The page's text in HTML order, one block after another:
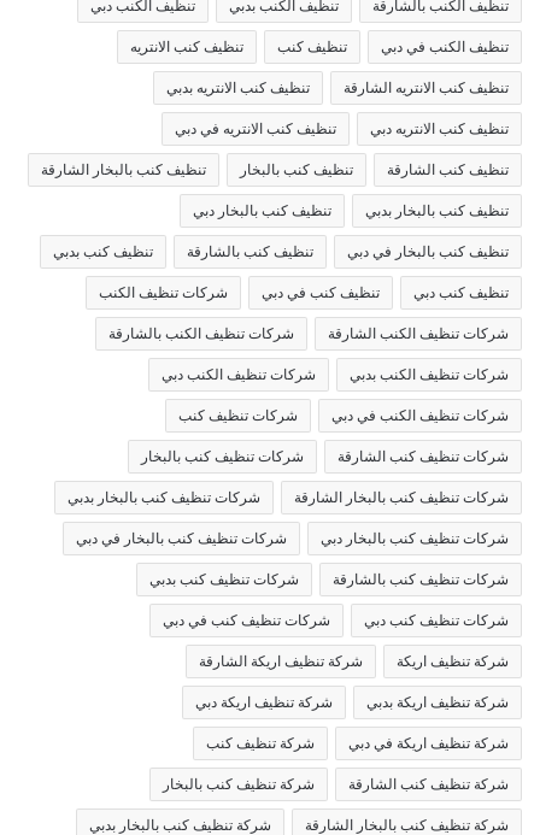
تنظيف الكنب بالشارقة تنظيف الكنب بدبي تنظيف الكنب دبي
تنظيف الكنب في دبي تنظيف كنب تنظيف كنب الانتريه
تنظيف كنب الانتريه الشارقة تنظيف كنب الانتريه بدبي
تنظيف كنب الانتريه دبي تنظيف كنب الانتريه في دبي
تنظيف كنب الشارقة تنظيف كنب بالبخار تنظيف كنب بالبخار الشارقة
تنظيف كنب بالبخار بدبي تنظيف كنب بالبخار دبي
تنظيف كنب بالبخار في دبي تنظيف كنب بالشارقة تنظيف كنب بدبي
تنظيف كنب دبي تنظيف كنب في دبي شركات تنظيف الكنب
شركات تنظيف الكنب الشارقة شركات تنظيف الكنب بالشارقة
شركات تنظيف الكنب بدبي شركات تنظيف الكنب دبي
شركات تنظيف الكنب في دبي شركات تنظيف كنب
شركات تنظيف كنب الشارقة شركات تنظيف كنب بالبخار
شركات تنظيف كنب بالبخار الشارقة شركات تنظيف كنب بالبخار بدبي
شركات تنظيف كنب بالبخار دبي شركات تنظيف كنب بالبخار في دبي
شركات تنظيف كنب بالشارقة شركات تنظيف كنب بدبي
شركات تنظيف كنب دبي شركات تنظيف كنب في دبي
شركة تنظيف اريكة شركة تنظيف اريكة الشارقة
شركة تنظيف اريكة بدبي شركة تنظيف اريكة دبي
شركة تنظيف اريكة في دبي شركة تنظيف كنب
شركة تنظيف كنب الشارقة شركة تنظيف كنب بالبخار
شركة تنظيف كنب بالبخار الشارقة شركة تنظيف كنب بالبخار بدبي